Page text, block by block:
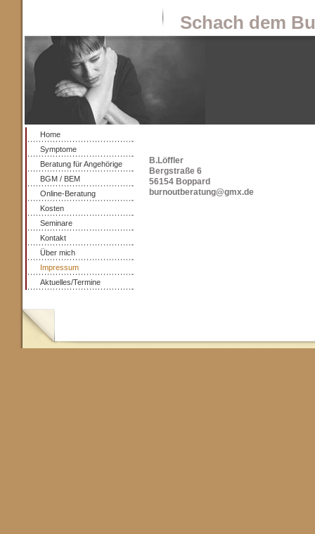
Schach dem
Home
Symptome
Beratung für Angehörige
BGM / BEM
Online-Beratung
Kosten
Seminare
Kontakt
Über mich
Impressum
Aktuelles/Termine
B.Löffler
Bergstraße 6
56154 Boppard
burnoutberatung@gmx.de